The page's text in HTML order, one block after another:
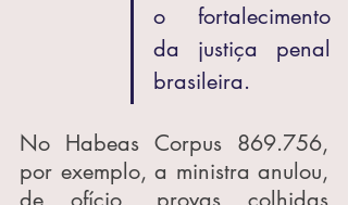
o fortalecimento
da justiça penal
brasileira.
No Habeas Corpus 869.756,
por exemplo, a ministra anulou,